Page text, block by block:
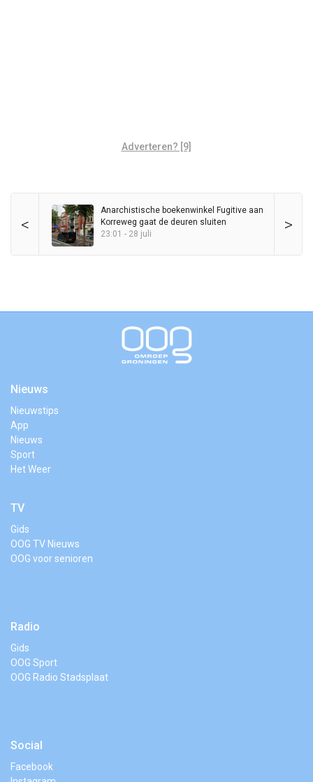
Adverteren? [9]
< >
Anarchistische boekenwinkel Fugitive aan
Korreweg gaat de deuren sluiten
23:01 - 28 juli
Nieuws
Nieuwstips
App
Nieuws
Sport
Het Weer
TV
Gids
OOG TV Nieuws
OOG voor senioren
Radio
Gids
OOG Sport
OOG Radio Stadsplaat
Social
Facebook